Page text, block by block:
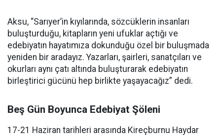
Aksu, “Sarıyer’in kıyılarında, sözcüklerin insanları
buluşturduğu, kitapların yeni ufuklar açtığı ve
edebiyatın hayatımıza dokunduğu özel bir buluşmada
yeniden bir aradayız. Yazarları, şairleri, sanatçıları ve
okurları aynı çatı altında buluşturarak edebiyatın
birleştirici gücünü hep birlikte yaşayacağız” dedi.
Beş Gün Boyunca Edebiyat Şöleni
17-21 Haziran tarihleri arasında Kireçburnu Haydar